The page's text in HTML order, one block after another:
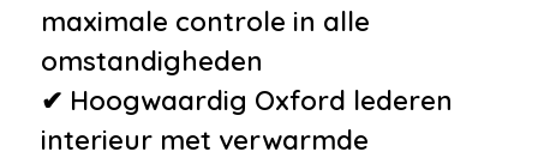
maximale controle in alle
omstandigheden
✔ Hoogwaardig Oxford lederen
interieur met verwarmde